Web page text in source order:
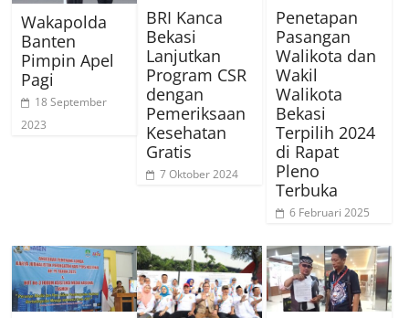
Wakapolda
Banten
Pimpin Apel
Pagi
18 September
2023
BRI Kanca
Bekasi
Lanjutkan
Program CSR
dengan
Pemeriksaan
Kesehatan
Gratis
7 Oktober 2024
Penetapan
Pasangan
Walikota dan
Wakil
Walikota
Bekasi
Terpilih 2024
di Rapat
Pleno
Terbuka
6 Februari 2025